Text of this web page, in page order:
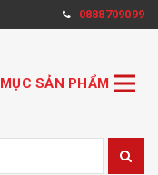
0888709099
SẢN PHẨM